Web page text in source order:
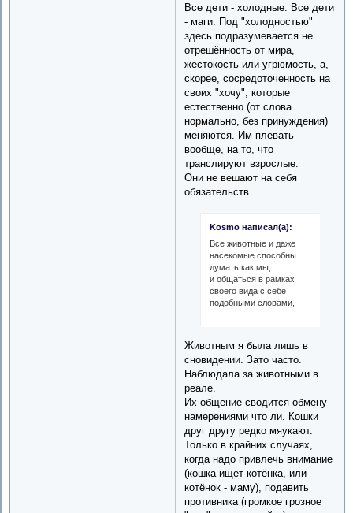
Все дети - холодные. Все дети
- маги. Под "холодностью"
здесь подразумевается не
отрешённость от мира,
жестокость или угрюмость, а,
скорее, сосредоточенность на
своих "хочу", которые
естественно (от слова
нормально, без принуждения)
меняются. Им плевать
вообще, на то, что
транслируют взрослые.
Они не вешают на себя
обязательств.
Kosmo написал(а):
Все животные и даже
насекомые способны
думать как мы,
и общаться в рамках
своего вида с себе
подобными словами,
Животным я была лишь в
сновидении. Зато часто.
Наблюдала за животными в
реале.
Их общение сводится обмену
намерениями что ли. Кошки
друг другу редко мяукают.
Только в крайних случаях,
когда надо привлечь внимание
(кошка ищет котёнка, или
котёнок - маму), подавить
противника (громкое грозное